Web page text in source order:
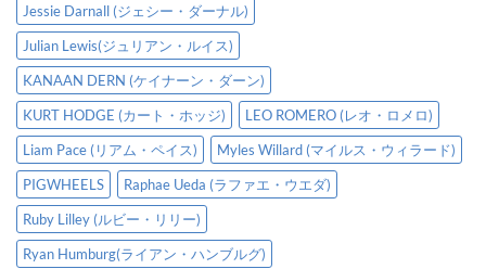
Jessie Darnall (ジェシー・ダーナル)
Julian Lewis(ジュリアン・ルイス)
KANAAN DERN (ケイナーン・ダーン)
KURT HODGE (カート・ホッジ)
LEO ROMERO (レオ・ロメロ)
Liam Pace (リアム・ペイス)
Myles Willard (マイルス・ウィラード)
PIGWHEELS
Raphae Ueda (ラファエ・ウエダ)
Ruby Lilley (ルビー・リリー)
Ryan Humburg(ライアン・ハンブルグ)